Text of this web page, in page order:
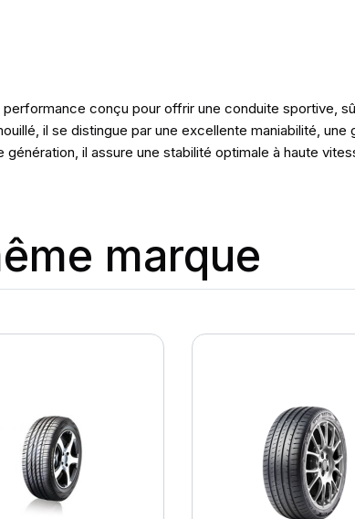
conçu pour offrir une conduite sportive,
il se distingue par une excellente maniabilité, une
il assure une stabilité optimale à haute
marque